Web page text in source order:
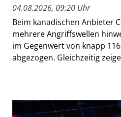
04.08.2026, 09:20 Uhr
Beim kanadischen Anbieter
mehrere Angriffswellen
im Gegenwert von knapp
abgezogen. Gleichzeitig